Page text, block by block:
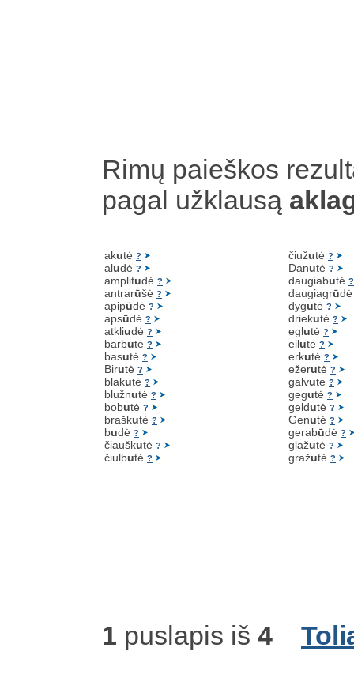
Rimų paieškos
pagal užklausą
akutė ?
aludė ?
amplitudė ?
antrarūšė ?
apipūdė ?
apsūdė ?
atkliudė ?
barbutė ?
basutė ?
Birutė ?
blakutė ?
blužnutė ?
bobutė ?
braškutė ?
budė ?
čiauškutė ?
čiulbutė ?
čiužutė ?
Danutė ?
daugiabutė ?
daugiagrū
dygutė ?
driekutė ?
eglutė ?
eilutė ?
erkutė ?
ežerutė ?
galvutė ?
gegutė ?
geldutė ?
Genutė ?
gerabūdė ?
glažutė ?
gražutė ?
1 puslapis iš 4